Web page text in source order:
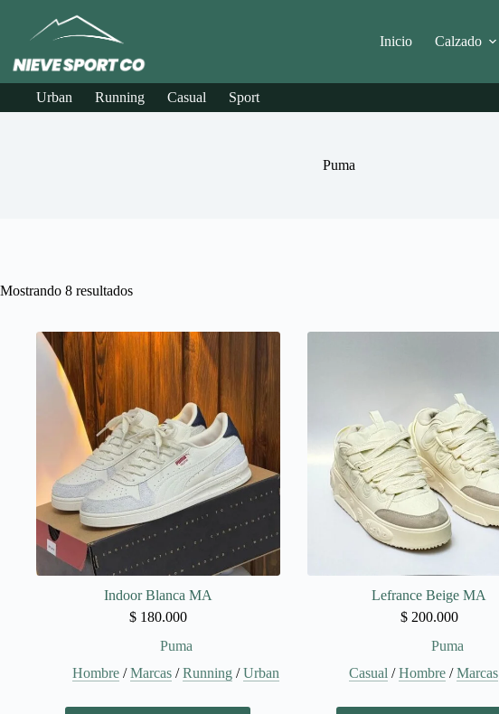
contenido
Inicio Calzado
Urban Running Casual Sport
Puma
Mostrando 8 resultados
Indoor Blanca MA
$180.000
Puma
Hombre /Marcas /Running /Urban
Lefrance Beige MA
$200.000
Puma
Casual /Hombre /Marcas